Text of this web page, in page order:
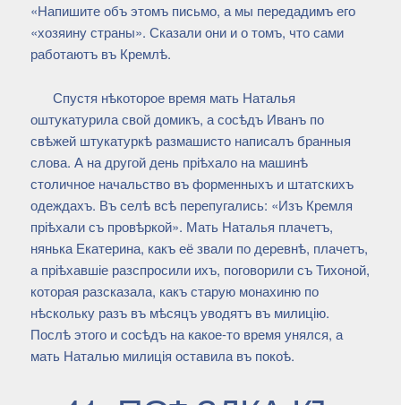
«Напишите объ этомъ письмо, а мы передадимъ его
«хозяину страны». Сказали они и о томъ, что сами
работаютъ въ Кремлѣ.
Спустя нѣкоторое время мать Наталья
оштукатурила свой домикъ, а сосѣдъ Иванъ по
свѣжей штукатуркѣ размашисто написалъ бранныя
слова. А на другой день пріѣхало на машинѣ
столичное начальство въ форменныхъ и штатскихъ
одеждахъ. Въ селѣ всѣ перепугались: «Изъ Кремля
пріѣхали съ провѣркой». Мать Наталья плачетъ,
нянька Екатерина, какъ её звали по деревнѣ, плачетъ,
а пріѣхавшіе разспросили ихъ, поговорили съ Тихоной,
которая разсказала, какъ старую монахиню по
нѣскольку разъ въ мѣсяцъ уводятъ въ милицію.
Послѣ этого и сосѣдъ на какое-то время унялся, а
мать Наталью милиція оставила въ покоѣ.